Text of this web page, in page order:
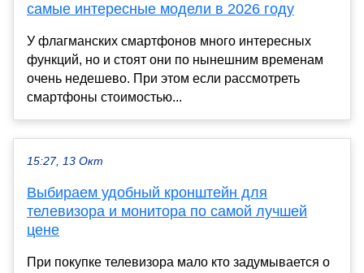
самые интересные модели в 2026 году
У флагманских смартфонов много интересных
функций, но и стоят они по нынешним временам
очень недешево. При этом если рассмотреть
смартфоны стоимостью...
15:27, 13 Окт
Выбираем удобный кронштейн для
телевизора и монитора по самой лучшей
цене
При покупке телевизора мало кто задумывается о